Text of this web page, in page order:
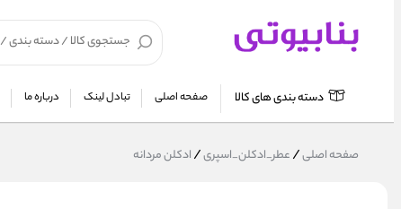
صفحه اصلی تبادل لینک درباره ما دسته بندی های کالا
صفحه اصلی/عطر_ادکلن_اسپری/ادکلن مردانه